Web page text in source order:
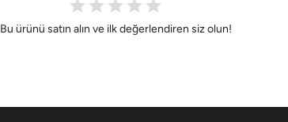
Bu ürünü satın alın ve ilk değerlendiren siz olun!